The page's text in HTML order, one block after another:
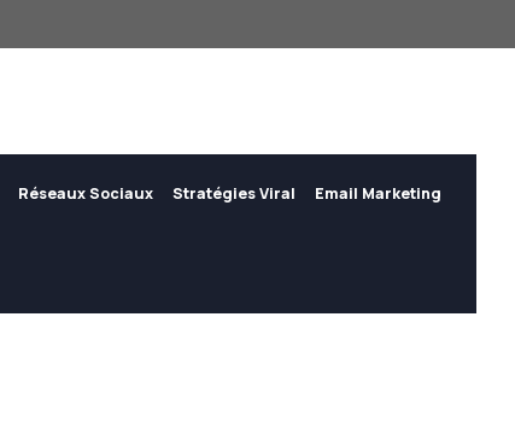
Réseaux Sociaux Stratégies Viral Email Marketing